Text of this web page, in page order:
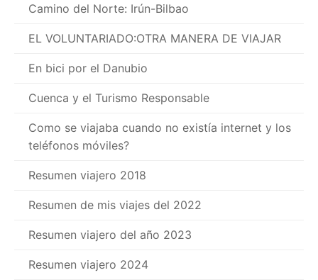
Camino del Norte: Irún-Bilbao
EL VOLUNTARIADO:OTRA MANERA DE VIAJAR
En bici por el Danubio
Cuenca y el Turismo Responsable
Como se viajaba cuando no existía internet y los
teléfonos móviles?
Resumen viajero 2018
Resumen de mis viajes del 2022
Resumen viajero del año 2023
Resumen viajero 2024